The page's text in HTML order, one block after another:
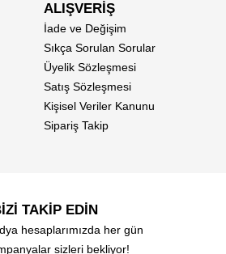
ALIŞVERİŞ
İade ve Değişim
Sıkça Sorulan Sorular
Üyelik Sözleşmesi
Satış Sözleşmesi
Kişisel Veriler Kanunu
Sipariş Takip
TAKİP EDİN
hesaplarımızda her gün
sizleri bekliyor!